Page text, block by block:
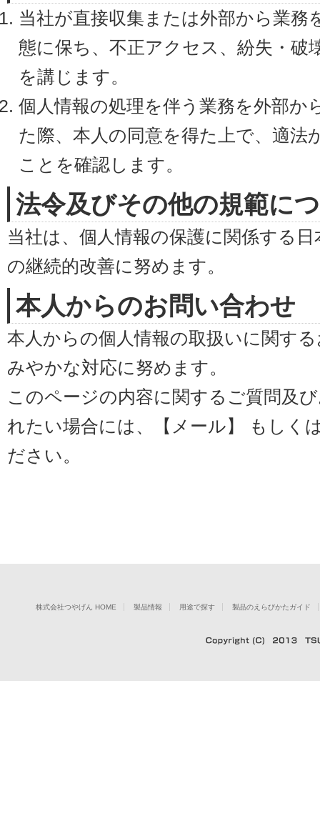
当社が直接収集または外部から業務
態に保ち、不正アクセス、紛失・
を講じます。
個人情報の処理を伴う業務を外部か
た際、本人の同意を得た上で、適
ことを確認します。
法令及びその他の規範に
当社は、個人情報の保護に関係する
の継続的改善に努めます。
本人からのお問い合わせ
本人からの個人情報の取扱いに関す
みやかな対応に努めます。
このページの内容に関するご質問及
れたい場合には、【メール】 もしく
ださい。
株式会社つやげん HOME 製品情報 用途で探す 製品のえらびかたガイド